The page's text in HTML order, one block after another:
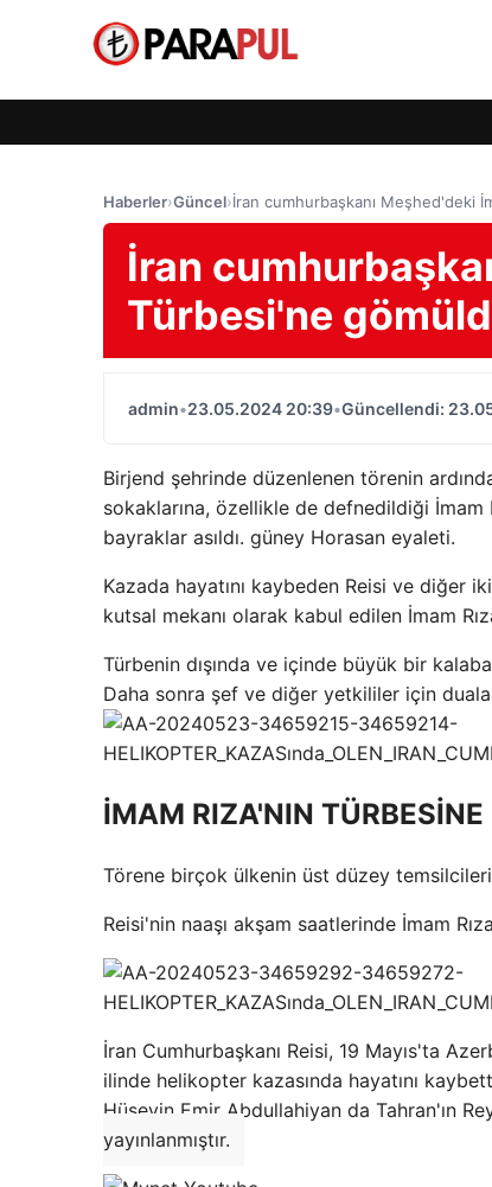
Haberler›Güncel›İran cumhurbaşkanı Meşhed'deki
İran
Türbesi'ne
admin•23.05.2024 20:39•Güncellendi:
Birjend şehrinde düzenlenen törenin
sokaklarına, özellikle de defnedildiği
bayraklar asıldı. güney Horasan eyaleti.
Kazada hayatını kaybeden Reisi ve diğer
kutsal mekanı olarak kabul edilen İmam
Türbenin dışında ve içinde büyük bir
Daha sonra şef ve diğer yetkililer için
İMAM RIZA'NIN TÜRBESİNE
Törene birçok ülkenin üst düzey temsilcileri
Reisi'nin naaşı akşam saatlerinde İmam
İran Cumhurbaşkanı Reisi, 19 Mayıs'ta
ilinde helikopter kazasında hayatını
Hüseyin Emir Abdullahiyan da Tahran'ın
yayınlanmıştır.